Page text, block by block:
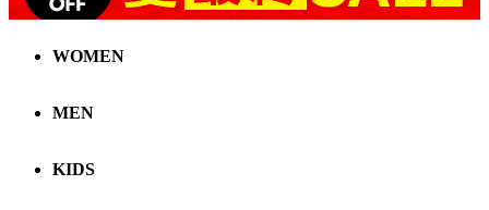
WOMEN
MEN
KIDS